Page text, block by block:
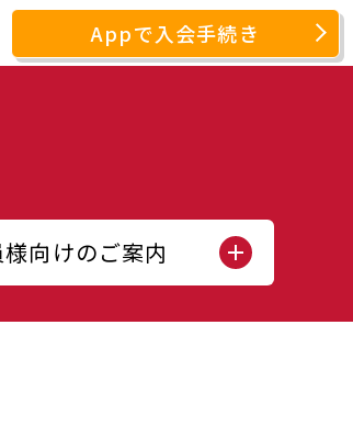
Appで入会手続き
向けのご案内